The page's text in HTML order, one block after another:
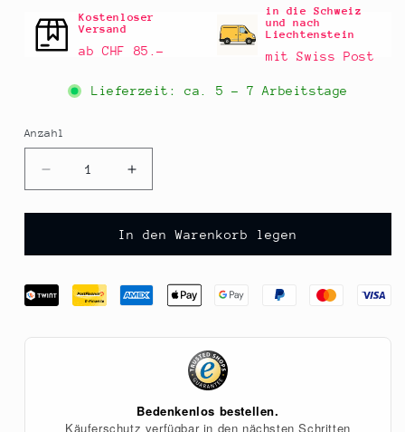
Kostenloser
Versand
ab CHF 85.–
in die Schweiz
und nach
Liechtenstein
mit Swiss Post
Lieferzeit: ca. 5 - 7 Arbeitstage
Anzahl
Anzahl
Verringere
die
Menge
Erdnüsse,
geröstet,
200
Erhöhe
die
Menge
für
Erdnüsse,
geröstet,
200
In den Warenkorb legen